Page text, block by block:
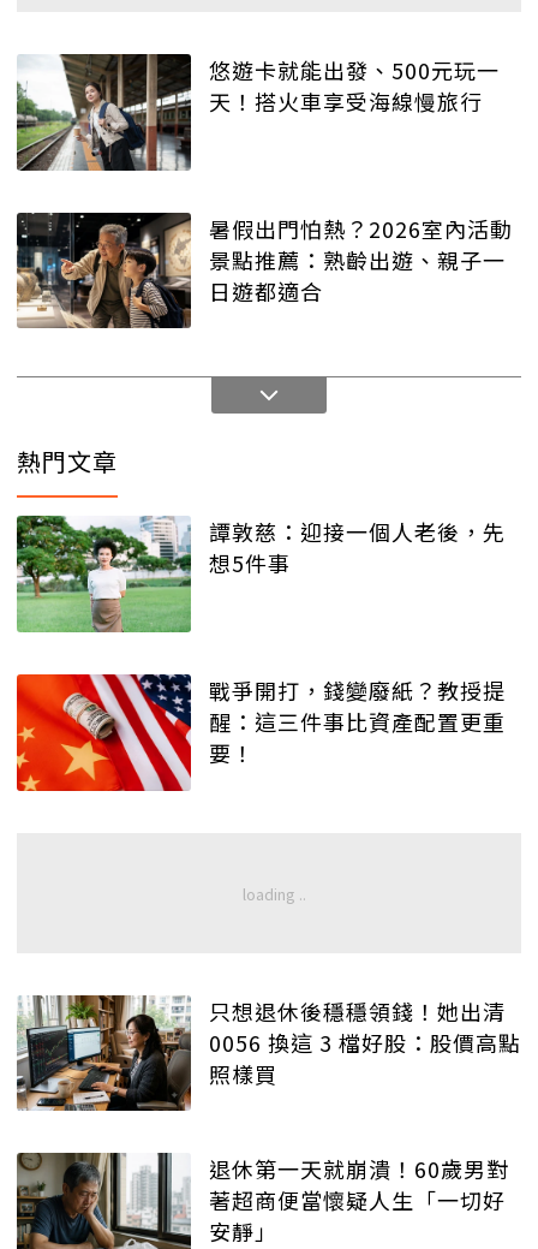
悠遊卡就能出發、500元玩一
天！搭火車享受海線慢旅行
暑假出門怕熱？2026室內活動
景點推薦：熟齡出遊、親子一
日遊都適合
熱門文章
譚敦慈：迎接一個人老後，先
想5件事
戰爭開打，錢變廢紙？教授提
醒：這三件事比資產配置更重
要！
只想退休後穩穩領錢！她出清
0056 換這 3 檔好股：股價高點
照樣買
退休第一天就崩潰！60歲男對
著超商便當懷疑人生「一切好
安靜」